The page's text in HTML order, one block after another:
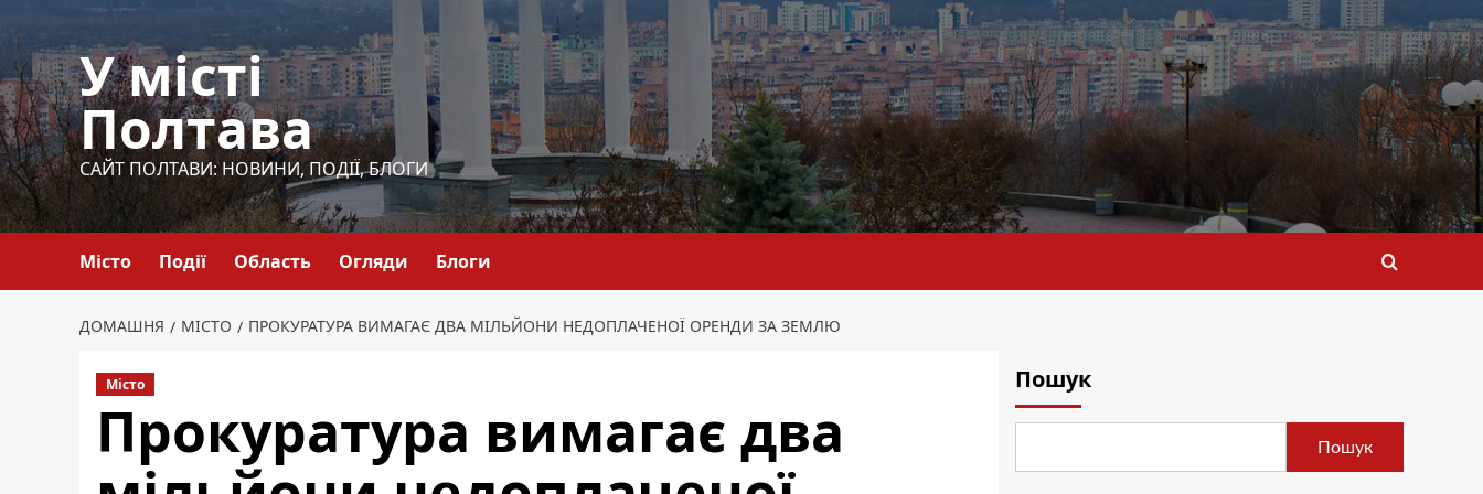
до
вмісту
У місті
Полтава
САЙТ ПОЛТАВИ: НОВИНИ, ПОДІЇ, БЛОГИ
Місто Події Область Огляди Блоги
ДОМАШНЯ МІСТО ПРОКУРАТУРА ВИМАГАЄ ДВА МІЛЬЙОНИ НЕДОПЛАЧЕНОЇ ОРЕНДИ ЗА ЗЕМЛЮ
Місто
Прокуратура вимагає два
Пошук
Пошук